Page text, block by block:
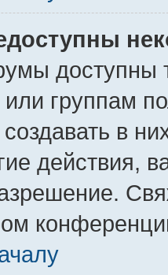
доступны
группам
в
действия,